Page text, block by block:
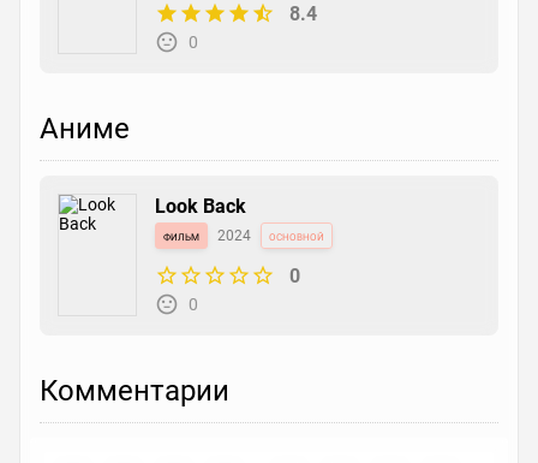
8.4
0
Аниме
Look Back
фильм 2024 основной
0
0
Комментарии